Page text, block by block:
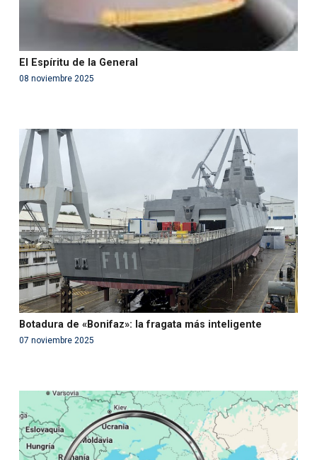
El Espíritu de la General
08 noviembre 2025
Warning : Use of undefined constant php - assumed
'php' (this will throw an Error in a future version of PHP)
in /var/www/acami.es/wp-
content/themes/fundcami/page-publicaciones.php
on line
99
Botadura de «Bonifaz»: la fragata más inteligente
07 noviembre 2025
Warning: Use of undefined constant php - assumed
'php' (this will throw an Error in a future version of PHP)
in/var/www/acami.es/wp-
content/themes/fundcami/page-publicaciones.php